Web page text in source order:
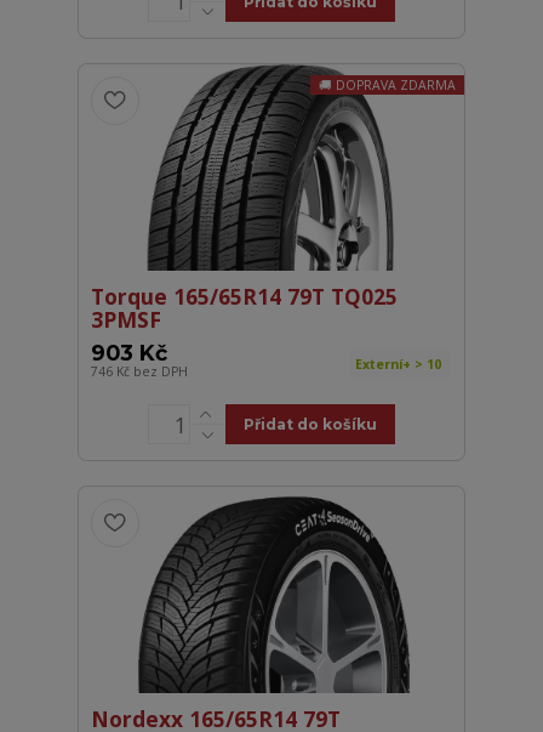
DOPRAVA ZDARMA
Torque 165/65R14 79T TQ025
3PMSF
903 Kč
746 Kč bez DPH Externí+ > 10
Přidat do košíku
Nordexx 165/65R14 79T